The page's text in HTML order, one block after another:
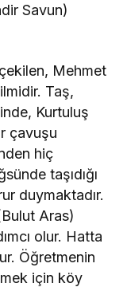
Savun)
Mehmet
Taş,
Kurtuluş
çavuşu
hiç
taşıdığı
duymaktadır.
Aras)
olur. Hatta
Öğretmenin
için köy